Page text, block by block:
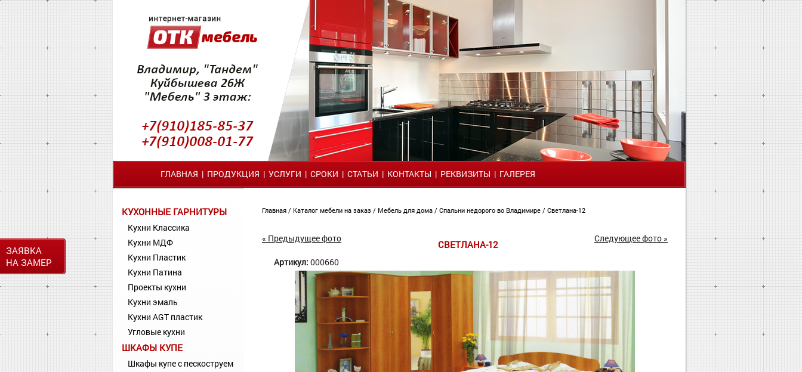
ЗАЯВКА
НА ЗАМЕР
ГЛАВНАЯ | ПРОДУКЦИЯ | УСЛУГИ | СРОКИ | СТАТЬИ | КОНТАКТЫ | РЕКВИЗИТЫ | ГАЛЕРЕЯ
КУХОННЫЕ ГАРНИТУРЫ
Кухни Классика
Кухни МДФ
Кухни Пластик
Кухни Патина
Проекты кухни
Кухни эмаль
Кухни AGT пластик
Угловые кухни
ШКАФЫ КУПЕ
Шкафы купе с пескоструем
Главная / Каталог мебели на заказ / Мебель для дома / Спальни недорого во Владимире / Светлана-12
« Предыдущее фото Следующее фото »
СВЕТЛАНА-12
Артикул: 000660